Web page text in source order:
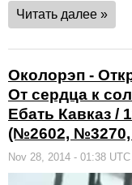
Читать далее »
Околорэп -
От сердца к
Ебать Кавказ /
(№2602,
Nov 28, 2014 - 01:38 UTC